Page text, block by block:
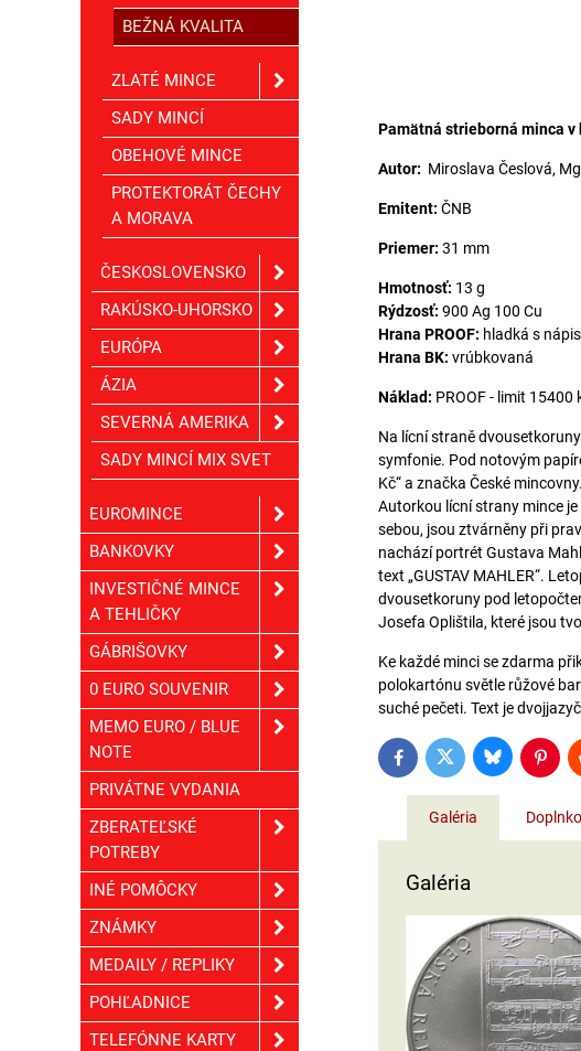
Pamätná strieborná minca v
Autor: Miroslava Česlová,
Emitent: ČNB
Priemer: 31 mm
Hmotnosť: 13 g
Rýdzosť: 900 Ag 100 Cu
Hrana PROOF: hladká s
Hrana BK: vrúbkovaná
Náklad: PROOF - limit 15400
Na lícní straně
symfonie. Pod notovým
Kč“ a značka České
Autorkou lícní strany mince
sebou, jsou ztvárněny při
nachází portrét Gustava
text „GUSTAV MAHLER“.
dvousetkoruny pod
Josefa Oplištila, které jsou
Ke každé minci se zdarma
polokartónu světle růžové
suché pečeti. Text je
FacebookTwitter Bluesky
Galéria
Galéria
BEŽNÁ KVALITA
ZLATÉ MINCE
SADY MINCÍ
OBEHOVÉ MINCE
PROTEKTORÁT ČECHY
A MORAVA
ČESKOSLOVENSKO
RAKÚSKO-UHORSKO
EURÓPA
ÁZIA
SEVERNÁ AMERIKA
SADY MINCÍ MIX SVET
EUROMINCE
BANKOVKY
INVESTIČNÉ MINCE
A TEHLIČKY
GÁBRIŠOVKY
0 EURO SOUVENIR
MEMO EURO / BLUE
NOTE
PRIVÁTNE VYDANIA
ZBERATEĽSKÉ
POTREBY
INÉ POMÔCKY
ZNÁMKY
MEDAILY / REPLIKY
POHĽADNICE
TELEFÓNNE KARTY